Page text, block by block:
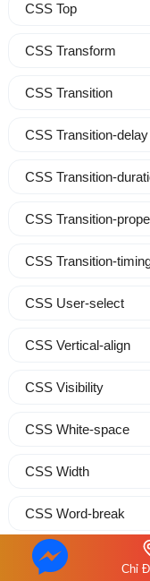
CSS Top
CSS Transform
CSS Transition
CSS Transition-delay
CSS Transition-
CSS Transition-
CSS Transition-
CSS User-select
CSS Vertical-align
CSS Visibility
CSS White-space
CSS Width
CSS Word-break
CSS Word-spacing
Chỉ